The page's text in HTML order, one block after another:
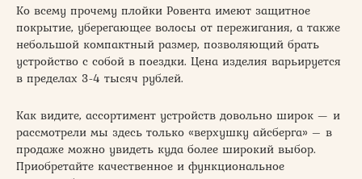
Ко всему прочему плойки Ровента имеют защитное
покрытие, уберегающее волосы от пережигания, а также
небольшой компактный размер, позволяющий брать
устройство с собой в поездки. Цена изделия варьируется
в пределах 3-4 тысяч рублей.
Как видите, ассортимент устройств довольно широк — и
рассмотрели мы здесь только «верхушку айсберга» – в
продаже можно увидеть куда более широкий выбор.
Приобретайте качественное и функциональное